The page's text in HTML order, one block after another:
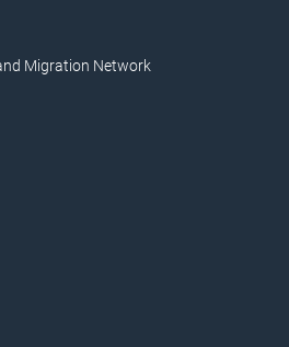
Migration Network